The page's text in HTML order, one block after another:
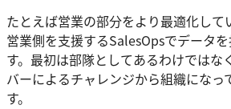
たとえば営業の部分をより最適化して
営業側を支援するSalesOpsでデータ
す。最初は部隊としてあるわけではな
バーによるチャレンジから組織になっ
す。